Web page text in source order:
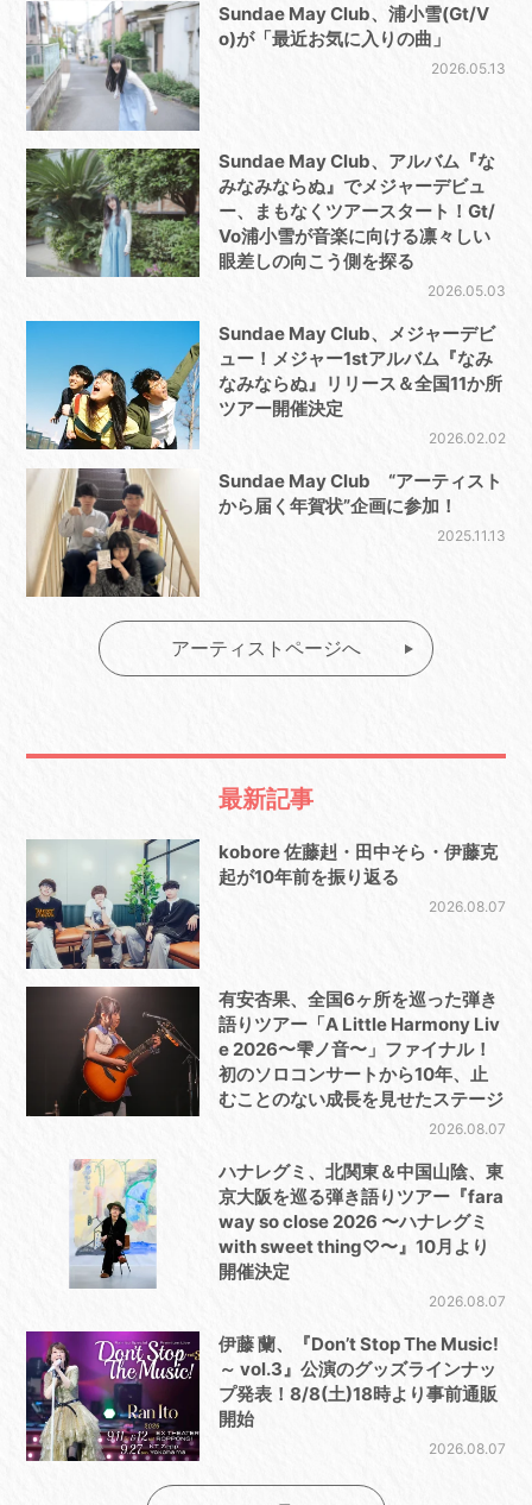
Sundae May Club、浦小雪(Gt/V
o)が「最近お気に入りの曲」
2026.05.13
Sundae May Club、アルバム『な
みなみならぬ』でメジャーデビュ
ー、まもなくツアースタート！Gt/
Vo浦小雪が音楽に向ける凛々しい
眼差しの向こう側を探る
2026.05.03
Sundae May Club、メジャーデビ
ュー！メジャー1stアルバム『なみ
なみならぬ』リリース＆全国11か所
ツアー開催決定
2026.02.02
Sundae May Club “アーティスト
から届く年賀状”企画に参加！
2025.11.13
アーティストページへ
最新記事
kobore 佐藤赳・田中そら・伊藤克
起が10年前を振り返る
2026.08.07
有安杏果、全国6ヶ所を巡った弾き
語りツアー「A Little Harmony Liv
e 2026〜雫ノ音〜」ファイナル！
初のソロコンサートから10年、止
むことのない成長を見せたステージ
2026.08.07
ハナレグミ、北関東＆中国山陰、東
京大阪を巡る弾き語りツアー『fara
way so close 2026 〜ハナレグミ
with sweet thing♡〜』10月より
開催決定
2026.08.07
伊藤 蘭、『Don’t Stop The Music!
～ vol.3』公演のグッズラインナッ
プ発表！8/8(土)18時より事前通販
開始
2026.08.07